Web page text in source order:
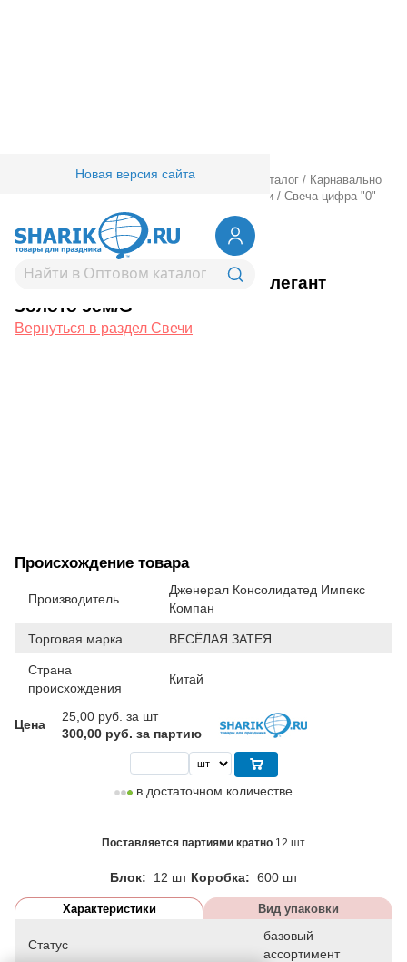
Новая версия сайта
Товары для праздника/ Оптовый каталог / Карнавально
Свечи / Свеча-цифра "0"
Элегант Золото 5см/G
1502-6798Свеча-цифра "0" Элегант
Золото 5см/G
Вернуться в раздел Свечи
Происхождение товара
Производитель
Дженерал Консолидатед Импекс
Компан
Торговая марка ВЕСЁЛАЯ ЗАТЕЯ
Страна
происхождения
Китай
Цена
25,00 руб. за шт
300,00 руб. за партию
в достаточном количестве
Поставляется партиями кратно 12 шт
Блок: 12 шт Коробка: 600 шт
Характеристики Вид упаковки
Статус
базовый
ассортимент